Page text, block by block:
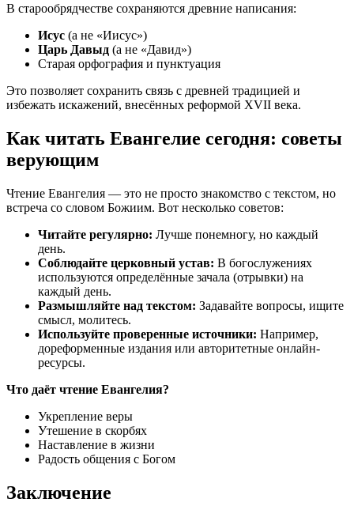
В старообрядчестве сохраняются древние написания:
Исус (а не «Иисус»)
Царь Давыд (а не «Давид»)
Старая орфография и пунктуация
Это позволяет сохранить связь с древней традицией и
избежать искажений, внесённых реформой XVII века.
Как читать Евангелие сегодня: советы
верующим
Чтение Евангелия — это не просто знакомство с текстом, но
встреча со словом Божиим. Вот несколько советов:
Читайте регулярно: Лучше понемногу, но каждый
день.
Соблюдайте церковный устав: В богослужениях
используются определённые зачала (отрывки) на
каждый день.
Размышляйте над текстом: Задавайте вопросы, ищите
смысл, молитесь.
Используйте проверенные источники: Например,
дореформенные издания или авторитетные онлайн-
ресурсы.
Что даёт чтение Евангелия?
Укрепление веры
Утешение в скорбях
Наставление в жизни
Радость общения с Богом
Заключение